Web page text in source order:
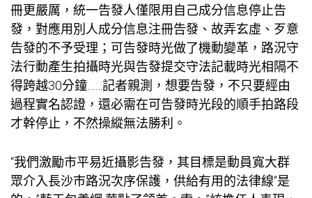
冊更嚴厲，統一告發人僅限用自己成分信息停止告
發，對應用別人成分信息注冊告發、故弄玄虛、歹意
告發的不予受理；可告發時光做了機動變革，路況守
法行動產生拍攝時光與告發提交守法記載時光相隔不
得跨越30分鐘……記者親測，想要告發，不只要經由
過程實名認證，還必需在可告發時光段的順手拍路段
才幹停止，不然操縱無法勝利。
“我們激勵市平易近攝影告發，其目標是動員寬大群
眾介入長沙市路況次序保護，供給有用的法律線“是